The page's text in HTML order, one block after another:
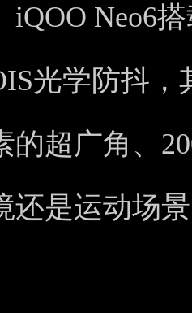
iQOO Neo6
光学防抖
的超广角、
还是运动场